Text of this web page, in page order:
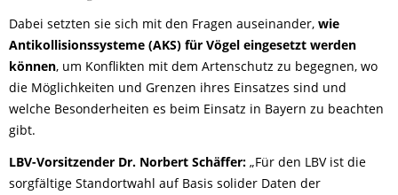
Dabei setzten sie sich mit den Fragen auseinander, wie
Antikollisionssysteme (AKS) für Vögel eingesetzt werden
können, um Konflikten mit dem Artenschutz zu begegnen, wo
die Möglichkeiten und Grenzen ihres Einsatzes sind und
welche Besonderheiten es beim Einsatz in Bayern zu beachten
gibt.
LBV-Vorsitzender Dr. Norbert Schäffer: „Für den LBV ist die
sorgfältige Standortwahl auf Basis solider Daten der